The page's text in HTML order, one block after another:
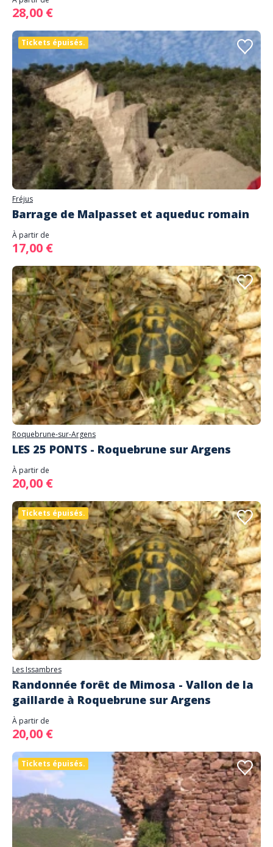
28,00 €
Tickets épuisés.
Fréjus
Barrage de Malpasset et aqueduc romain
À partir de
17,00 €
Roquebrune-sur-Argens
LES 25 PONTS - Roquebrune sur Argens
À partir de
20,00 €
Tickets épuisés.
Les Issambres
Randonnée forêt de Mimosa - Vallon de la
gaillarde à Roquebrune sur Argens
À partir de
20,00 €
Tickets épuisés.